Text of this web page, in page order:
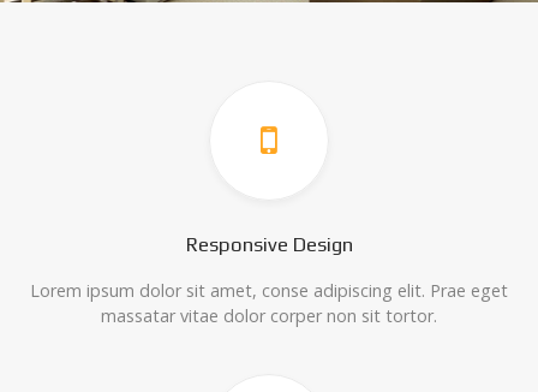
Responsive Design
Lorem ipsum dolor sit amet, conse adipiscing elit. Prae eget
massatar vitae dolor corper non sit tortor.